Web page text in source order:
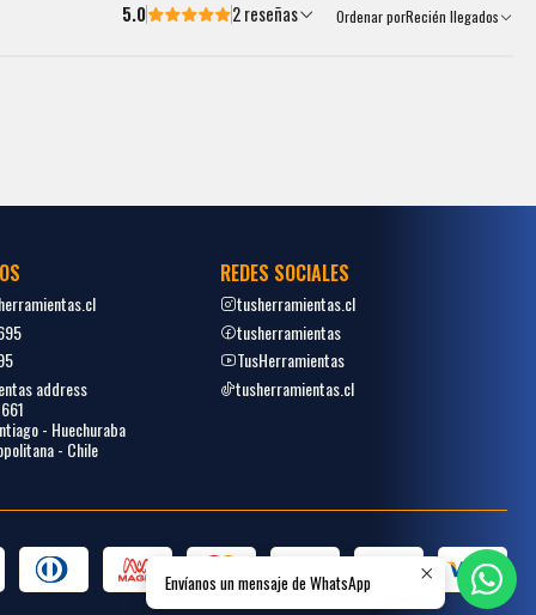
5.0 2 reseñas Ordenar porRecién llegados
address
- Huechuraba
- Chile
REDES SOCIALES
tusherramientas.cl
tusherramientas
TusHerramientas
tusherramientas.cl
Envíanos un mensaje de WhatsApp